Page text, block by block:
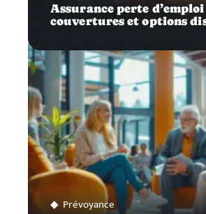
Assurance perte d’emploi
couvertures et options
Prévoyance